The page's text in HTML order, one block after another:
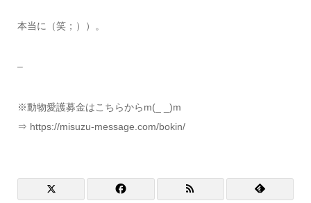
本当に（笑；））。
–
※動物愛護募金はこちらからm(_ _)m
⇒ https://misuzu-message.com/bokin/